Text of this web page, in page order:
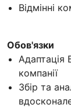
Відмінні
Обов'язки
компанії
Збір та